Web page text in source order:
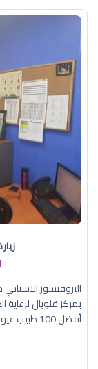
البروفيسور
بمركز قلوبال
أفضل 100 طبيب عيون في العالم